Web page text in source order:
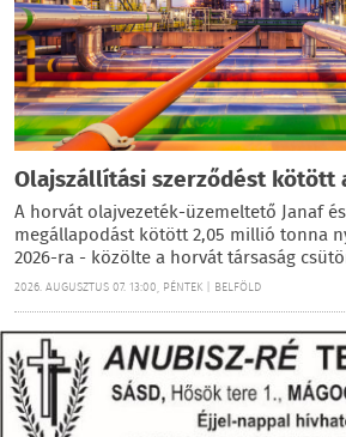
Olajszállítási szerződést kötött
A horvát olajvezeték-üzemeltető Janaf
megállapodást kötött 2,05 millió tonna
2026-ra - közölte a horvát társaság
2026. AUGUSZTUS 07. 13:00, PÉNTEK | BELFÖLD